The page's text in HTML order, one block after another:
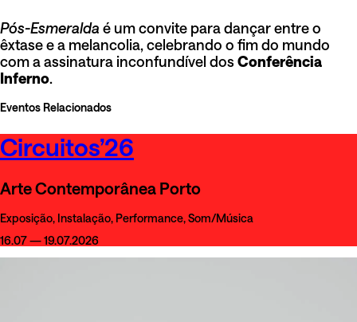
Pós-Esmeralda é um convite para dançar entre o
êxtase e a melancolia, celebrando o fim do mundo
com a assinatura inconfundível dos Conferência
Inferno.
Eventos Relacionados
Circuitos’26
Arte Contemporânea Porto
Exposição, Instalação, Performance, Som/Música
16.07 — 19.07.2026